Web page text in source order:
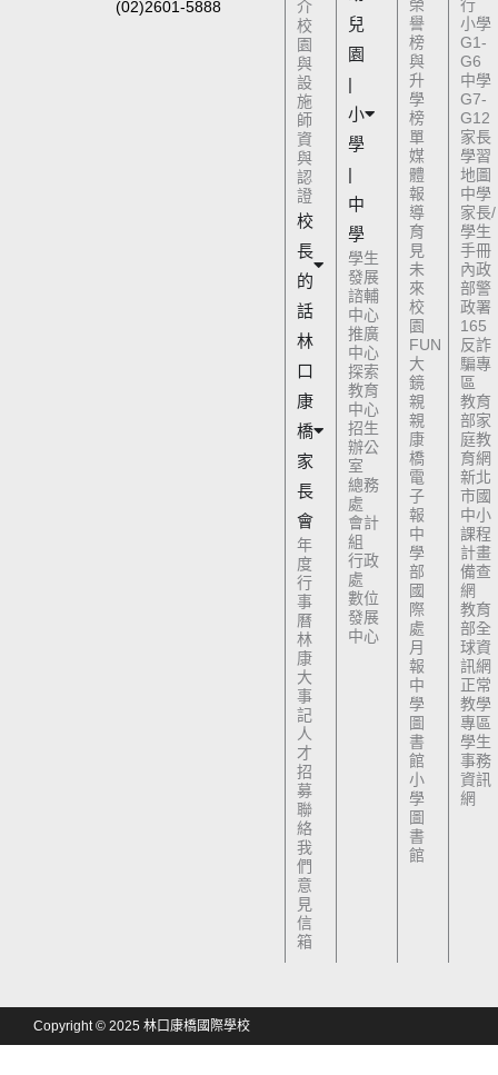
(02)2601-5888
介
校
園
與
設
施
師
資
與
認
證
校
長
的
話
林
口
康
橋
家
長
會
年
度
行
事
曆
林
康
大
事
記
人
才
招
募
聯
絡
我
們
意
見
信
箱
兒
園
|
小
學
|
中
學
學生
發展
諮輔
中心
推廣
中心
探索
教育
中心
招生
辦公
室
總務
處
會計
組
行政
處
數位
發展
中心
榮
譽
榜
與
升
學
榜
單
媒
體
報
導
育
見
未
來
校
園
FUN
大
鏡
親
親
康
橋
電
子
報
中
學
部
國
際
處
月
報
中
學
圖
書
館
小
學
圖
書
館
行
小學
G1-
G6
中學
G7-
G12
家長
學習
地圖
中學
家長/
學生
手冊
內政
部警
政署
165
反詐
騙專
區
教育
部家
庭教
育網
新北
市國
中小
課程
計畫
備查
網
教育
部全
球資
訊網
正常
教學
專區
學生
事務
資訊
網
Copyright © 2025 林口康橋國際學校